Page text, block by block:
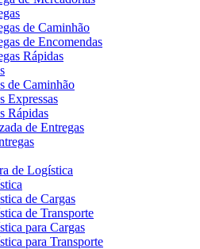
de Caminhão
de Encomendas
Rápidas
de Caminhão
Expressas
Rápidas
de Entregas
de Logística
de Cargas
de Transporte
para Cargas
para Transporte